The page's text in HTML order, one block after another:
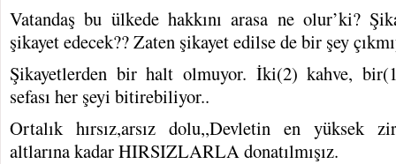
Vatandaş bu ülkede hakkını arasa ne olur’ki?
şikayet edecek?? Zaten şikayet edilse de bir şey
Şikayetlerden bir halt olmuyor. İki(2) kahve,
sefası her şeyi bitirebiliyor..
Ortalık hırsız,arsız dolu,,Devletin en yüksek
altlarına kadar HIRSIZLARLA donatılmışız.